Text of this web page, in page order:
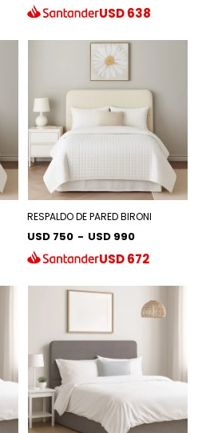
USD638
RESPALDO DE PARED BIRONI
USD 750 - USD 990
USD672